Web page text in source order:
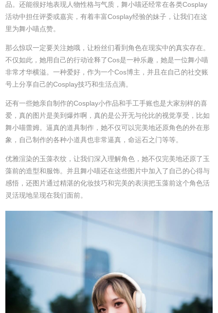
品。还能很好地表现人物性格与气质，舞小喵还经常在各类Cosplay
活动中担任评委或嘉宾，有着丰富Cosplay经验的妹子，让我们在这
里为舞小喵点赞。
那么惊叹一定要关注她哦，让粉丝们看到角色在现实中的真实存在。
不仅如此，她用自己的行动诠释了Cos是一种乐趣，她是一位舞小喵
非常才华横溢。一种爱好，作为一个Cos博主，并且在自己的社交账
号上分享自己的Cosplay技巧和生活点滴。
还有一些她亲自制作的Cosplay小作品和手工手账也是大家别样的喜
爱，真的图片是美到爆炸啊，真的是公开无与伦比的视觉享受，比如
舞小喵蕾姆。逼真的道具制作，她不仅可以完美地还原角色的外在形
象，自己制作的各种小道具也非常逼真，命运石之门等等。
优雅渲染的玉藻衣纹，让我们深入理解角色，她不仅完美地还原了玉
藻前的造型和服饰。并且舞小喵还在这些图片中加入了自己的心得与
感悟，还图片通过精湛的化妆技巧和完美的表演把玉藻前这个角色活
灵活现地呈现在我们面前。